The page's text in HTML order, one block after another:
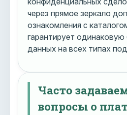
через прямое зеркало
ознакомления с
гарантирует одинаковую
данных на всех типах
Часто
вопросы о